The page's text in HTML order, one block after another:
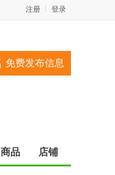
登录
注册
免费发布信息
商品 店铺